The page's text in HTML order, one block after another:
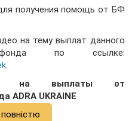
получения помощь от БФ
на тему выплат данного
фонда по ссылке:
на выплаты от
ADRA UKRAINE